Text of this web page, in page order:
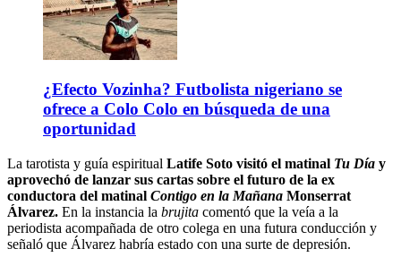
¿Efecto Vozinha? Futbolista nigeriano se
ofrece a Colo Colo en búsqueda de una
oportunidad
La tarotista y guía espiritual Latife Soto visitó el matinal Tu Día y
aprovechó de lanzar sus cartas sobre el futuro de la ex
conductora del matinal Contigo en la Mañana Monserrat
Álvarez. En la instancia la brujita comentó que la veía a la
periodista acompañada de otro colega en una futura conducción y
señaló que Álvarez habría estado con una surte de depresión.